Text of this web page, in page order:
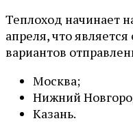
Теплоход начинает
апреля, что
вариантов
Москва;
Нижний
Казань.